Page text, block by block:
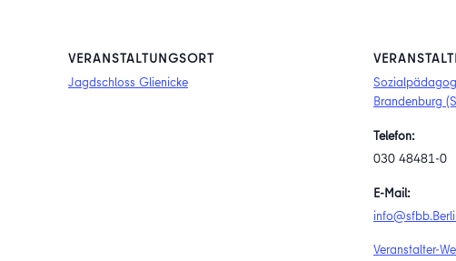
VERANSTALTUNGSORT
Jagdschloss Glienicke
Brandenburg
Telefon:
030 48481-0
E-Mail:
Veranstalter-